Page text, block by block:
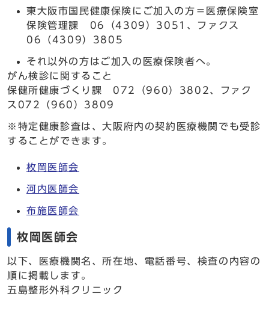
東大阪市国民健康保険にご加入の方＝医療保険室
保険管理課 06（4309）3051、ファクス
06（4309）3805
それ以外の方はご加入の医療保険者へ。
がん検診に関すること
保健所健康づくり課 072（960）3802、ファク
ス072（960）3809
※特定健康診査は、大阪府内の契約医療機関でも受診
することができます。
枚岡医師会
河内医師会
布施医師会
枚岡医師会
以下、医療機関名、所在地、電話番号、検査の内容の
順に掲載します。
五島整形外科クリニック